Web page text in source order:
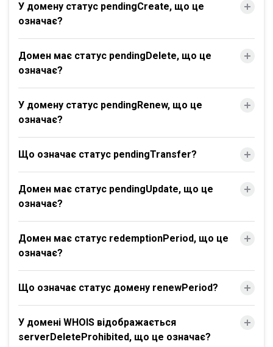
У домену статус pendingCreate, що це
означає?
Домен має статус pendingDelete, що це
означає?
У домену статус pendingRenew, що це
означає?
Що означає статус pendingTransfer?
Домен має статус pendingUpdate, що це
означає?
Домен має статус redemptionPeriod, що це
означає?
Що означає статус домену renewPeriod?
У домені WHOIS відображається
serverDeleteProhibited, що це означає?